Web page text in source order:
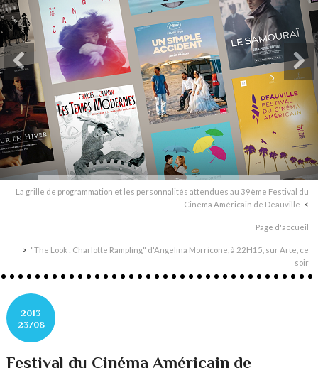
La grille de programmation et les personnalités attendues au 39ème Festival du
Cinéma Américain de Deauville
Page d'accueil
"The Look : Charlotte Rampling" d'Angelina Morricone, à 22H15, sur Arte, ce
soir
2013
23/08
Festival du Cinéma Américain de